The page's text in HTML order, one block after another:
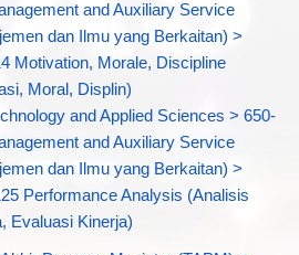
and Auxiliary Service
dan Ilmu yang Berkaitan) >
Motivation, Morale, Discipline
Moral, Displin)
and Applied Sciences > 650-
and Auxiliary Service
dan Ilmu yang Berkaitan) >
Performance Analysis (Analisis
Evaluasi Kinerja)